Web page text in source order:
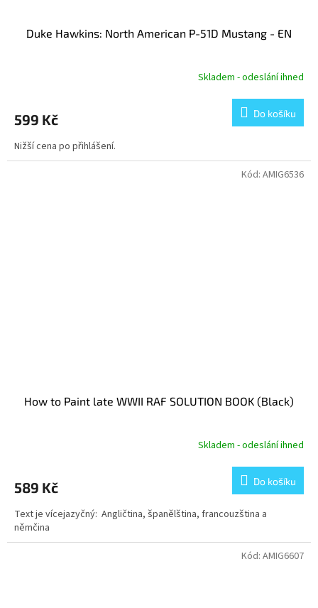
Duke Hawkins: North American P-51D Mustang - EN
Skladem - odeslání ihned
599 Kč Do košíku
Nižší cena po přihlášení.
How to Paint late WWII RAF SOLUTION BOOK (Black)
Skladem - odeslání ihned
589 Kč Do košíku
Text je vícejazyčný: Angličtina, španělština, francouzština a
němčina
Kód: AMIG6536
Kód: AMIG6607